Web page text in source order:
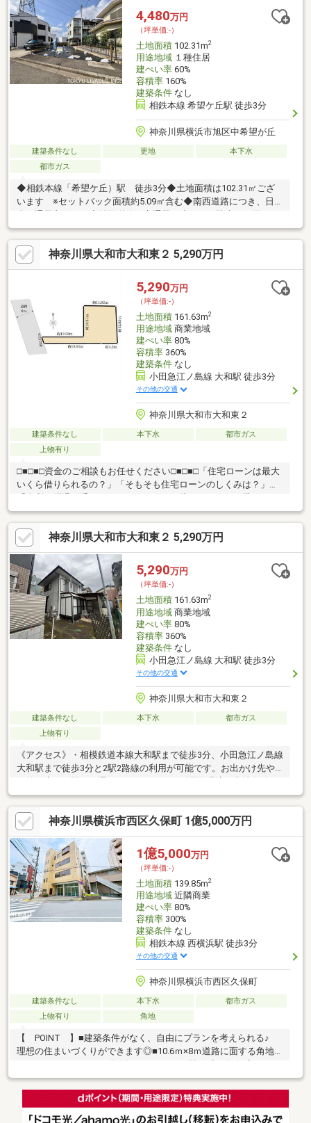
4,480万円
（坪単価:-）
土地面積102.31m2
用途地域１種住居
建ぺい率60%
容積率160%
建築条件なし
相鉄本線 希望ケ丘駅 徒歩3分
神奈川県横浜市旭区中希望が丘
建築条件なし 更地
本下水
都市ガス
◆相鉄本線「希望ケ丘）駅 徒歩3分◆土地面積は102.31㎡ござ
います ※セットバック面積約5.09㎡含む◆南西道路につき、日
せん◆カースペース確保可能◆希望ヶ丘駅周辺には商業施設が点
在しており、日々のお買い物にも困りません◆建築条件はない
為、お好きなハウスメーカーで建築可能です
神奈川県大和市大和東２ 5,290万円
5,290万円
（坪単価:-）
土地面積161.63m2
用途地域商業地域
建ぺい率80%
容積率360%
建築条件なし
小田急江ノ島線 大和駅 徒歩3分
その他の交通
神奈川県大和市大和東２
建築条件なし 本下水
都市ガス
上物有り
□■□■□資金のご相談もお任せください□■□■□「住宅ローンは最大
いくら借りられるの？」「そもそも住宅ローンのしくみは？」
ん。資金計画での疑問や不安がございましたらお気軽にご相談く
ださい！※本物件以外での資金計画のご相談も承ります。是非相
談下さいませ。□■□■□お問い合わせ先□■□■□野村の仲介+(PLUS）
町田営業部TEL： 0120-936-543ご見学をご希望の際は、お気軽に
ご希望のお時間をお知らせ下さい。ご連絡を心よりお待ちしてお
ります。
神奈川県大和市大和東２ 5,290万円
5,290万円
（坪単価:-）
土地面積161.63m2
用途地域商業地域
建ぺい率80%
容積率360%
建築条件なし
小田急江ノ島線 大和駅 徒歩3分
その他の交通
神奈川県大和市大和東２
建築条件なし 本下水
都市ガス
上物有り
《アクセス》・相模鉄道本線大和駅まで徒歩3分、小田急江ノ島線
大和駅まで徒歩3分と2駅2路線の利用が可能です。お出かけ先や
目的に応じて駅をお選びいただけます。《周辺環境・立地条件
等》・物件周辺は街灯や歩道もあり、人通りの多い環境です。・
宅地内は高低差のないフラットな地形です。・路地状敷地のた
め、表通りから一本入っており、人目が気にならないのが特徴で
す。《道路・方位等》・前面道路との高低差はありません。土地
面積に路地状部分約28.00m2含む
神奈川県横浜市西区久保町 1億5,000万円
1億5,000万円
（坪単価:-）
土地面積139.85m2
用途地域近隣商業
建ぺい率80%
容積率300%
建築条件なし
相鉄本線 西横浜駅 徒歩3分
その他の交通
神奈川県横浜市西区久保町
建築条件なし 本下水
都市ガス
上物有り
角地
【 POINT 】■建築条件がなく、自由にプランを考えられる♪
理想の住まいづくりができます◎■10.6ｍ×8ｍ道路に面する角地ポ
る■敷地面積約140㎡を確保 建物配置や外構計画にもゆとりを持
ちやすい広さ【 POINT 】■相鉄本線「西横浜」駅徒歩3分！
横浜駅まで直通2駅で4分！通勤通学にも便利なポジションです♪■
近くには久保町ニコニコ商店街やサンモール西横浜商店会があ